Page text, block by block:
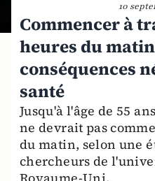
10
Commencer à
heures du matin
conséquences
santé
Jusqu'à l'âge de 55
ne devrait pas
du matin, selon une
chercheurs de